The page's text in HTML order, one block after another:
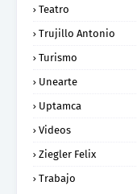
Teatro
Trujillo Antonio
Turismo
Unearte
Uptamca
Videos
Ziegler Felix
Trabajo